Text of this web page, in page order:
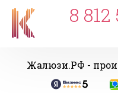
8 812
Жалюзи.РФ -